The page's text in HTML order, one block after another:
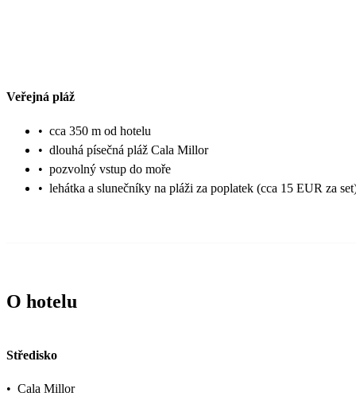
Veřejná pláž
• cca 350 m od hotelu
• dlouhá písečná pláž Cala Millor
• pozvolný vstup do moře
• lehátka a slunečníky na pláži za poplatek (cca 15 EUR za
O hotelu
Středisko
• Cala Millor